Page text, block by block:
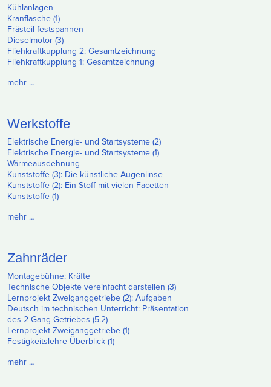
Kühlanlagen
Kranflasche (1)
Frästeil festspannen
Dieselmotor (3)
Fliehkraftkupplung 2: Gesamtzeichnung
Fliehkraftkupplung 1: Gesamtzeichnung
mehr …
Werkstoffe
Elektrische Energie- und Startsysteme (2)
Elektrische Energie- und Startsysteme (1)
Wärmeausdehnung
Kunststoffe (3): Die künstliche Augenlinse
Kunststoffe (2): Ein Stoff mit vielen Facetten
Kunststoffe (1)
mehr …
Zahnräder
Montagebühne: Kräfte
Technische Objekte vereinfacht darstellen (3)
Lernprojekt Zweiganggetriebe (2): Aufgaben
Deutsch im technischen Unterricht: Präsentation
des 2-Gang-Getriebes (5.2)
Lernprojekt Zweiganggetriebe (1)
Festigkeitslehre Überblick (1)
mehr …